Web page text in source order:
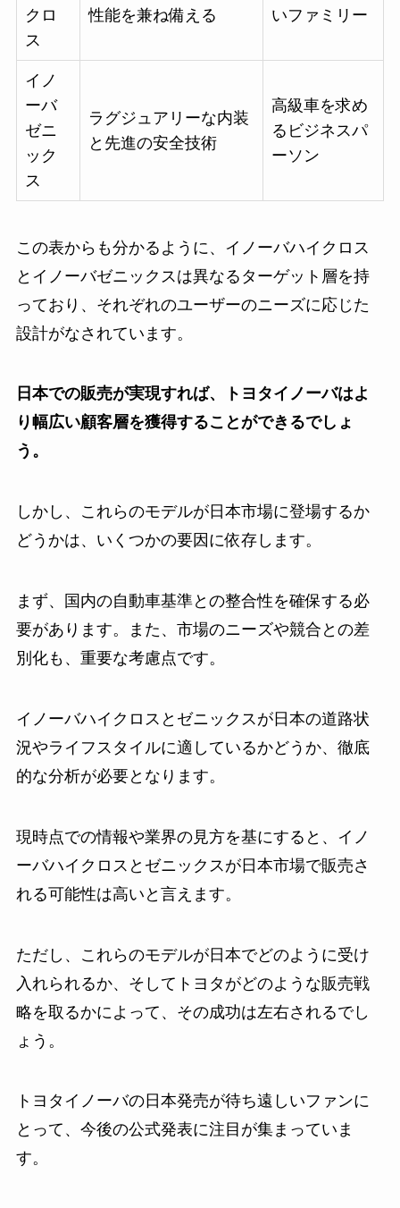
クロ
ス
性能を兼ね備える
いファミリー
イノ
ーバ
ゼニ
ック
ス
ラグジュアリーな内装
と先進の安全技術
高級車を求め
るビジネスパ
ーソン
この表からも分かるように、イノーバハイクロス
とイノーバゼニックスは異なるターゲット層を持
っており、それぞれのユーザーのニーズに応じた
設計がなされています。
日本での販売が実現すれば、トヨタイノーバはよ
り幅広い顧客層を獲得することができるでしょ
う。
しかし、これらのモデルが日本市場に登場するか
どうかは、いくつかの要因に依存します。
まず、国内の自動車基準との整合性を確保する必
要があります。また、市場のニーズや競合との差
別化も、重要な考慮点です。
イノーバハイクロスとゼニックスが日本の道路状
況やライフスタイルに適しているかどうか、徹底
的な分析が必要となります。
現時点での情報や業界の見方を基にすると、イノ
ーバハイクロスとゼニックスが日本市場で販売さ
れる可能性は高いと言えます。
ただし、これらのモデルが日本でどのように受け
入れられるか、そしてトヨタがどのような販売戦
略を取るかによって、その成功は左右されるでし
ょう。
トヨタイノーバの日本発売が待ち遠しいファンに
とって、今後の公式発表に注目が集まっていま
す。